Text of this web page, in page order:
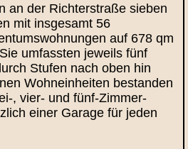
an der Richterstraße sieben
mit insgesamt 56
auf 678 qm
umfassten jeweils fünf
Stufen nach oben hin
Wohneinheiten bestanden
, vier- und fünf-Zimmer-
einer Garage für jeden